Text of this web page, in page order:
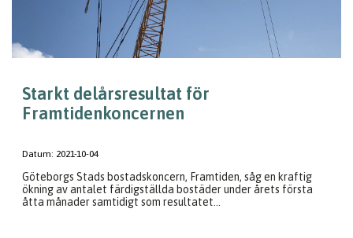
Starkt delårsresultat för
Framtidenkoncernen
Datum: 2021-10-04
Göteborgs Stads bostadskoncern, Framtiden, såg en kraftig
ökning av antalet färdigställda bostäder under årets första
åtta månader samtidigt som resultatet...